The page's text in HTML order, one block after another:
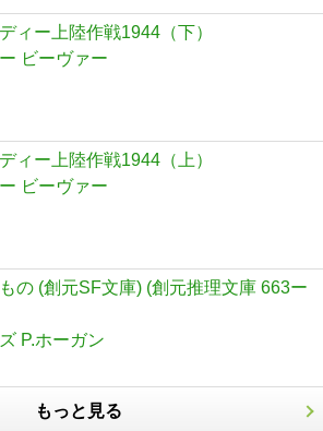
ィー上陸作戦1944（下）
ビーヴァー
ィー上陸作戦1944（上）
ビーヴァー
の (創元SF文庫) (創元推理文庫 663ー
P.ホーガン
もっと見る